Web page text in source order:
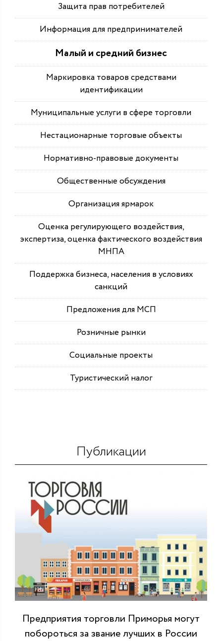
Защита прав потребителей
Информация для предпринимателей
Малый и средний бизнес
Маркировка товаров средствами
идентификации
Муниципальные услуги в сфере торговли
Нестационарные торговые объекты
Нормативно-правовые документы
Общественные обсуждения
Организация ярмарок
Оценка регулирующего воздействия,
экспертиза, оценка фактического воздействия
МНПА
Поддержка бизнеса, населения в условиях
санкций
Предложения для МСП
Розничные рынки
Социальные проекты
Туристический налог
Публикации
Предприятия торговли Приморья могут
побороться за звание лучших в России